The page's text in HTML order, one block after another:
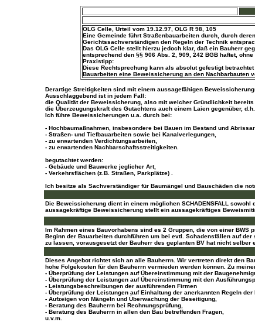
OLG Celle, Urteil vom 19.12.97, OLG R 98, 105
Eine Gemeinde führt Straßenbauarbeiten durch, durch
Gerichtssachverständigen den Regeln der Technik
Das OLG Celle stellt hierzu jedoch klar, daß ein Bauherr
entsprechend den §§ 906 Abs. 2, 909, 242 BGB haftet,
Praxistipp:
Diese Rechtsprechung kann als absolut gefestigt
Bauarbeiten eine Beweissicherung an den Nachbarbauten
Derartige Streitigkeiten sind mit einem aussagefähigen
Ausschlaggebend ist in jedem Fall:
die Qualität der Beweissicherung, also mit welcher Gründlichkeit
die Überzeugungskraft des Gutachtens auch einem Laien gegenüber,
Ich führe Beweissicherungen u.a. durch bei:
- Hochbaumaßnahmen, insbesondere bei Bauen im Bestand und
- Straßen- und Tiefbauarbeiten sowie bei Kanalverlegungen,
- zu erwartenden Verdichtungsarbeiten,
- zu erwartenden Nachbarschaftsstreitigkeiten.
begutachtet werden:
- Gebäude und Bauwerke jeglicher Art,
- Verkehrsflächen (z.B. Straßen, Parkplätze) .
Ich besitze als Sachverständiger für Baumängel und Bauschäden die
Die Beweissicherung dient in einem möglichen SCHADENSFALL
aussagekräftige Beweissicherung stellt ein aussagekräftiges
Im Rahmen eines Bauvorhabens sind es 2 Gruppen, die von einer BWS
Beginn der Bauarbeiten durchführen um bei evtl. Schadensfällen auf
zu lassen, vorausgesetzt der Bauherr des geplanten BV hat nicht selber
Dieses Angebot richtet sich an alle Bauherrn. Wir vertreten direkt den
hohe Folgekosten für den Bauherrn vermieden werden können. Zu
- Überprüfung der Leistungen auf Übereinstimmung mit der
- Überprüfung der Leistungen auf Übereinstimmung mit den
- Leistungsbeschreibungen der ausführenden Firmen
- Überprüfung der Leistungen auf Einhaltung der anerkannten Regeln
- Aufzeigen von Mängeln und Überwachung der Beseitigung,
- Beratung des Bauherrn bei Rechnungsprüfung,
- Beratung des Bauherrn in allen den Bau betreffenden Fragen,
u.v.m.